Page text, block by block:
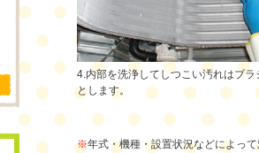
4.内部を洗浄してしつこい汚れはブラ
とします。
※年式・機種・設置状況などによっ